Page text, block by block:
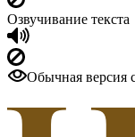
Озвучивание текста
Обычная версия